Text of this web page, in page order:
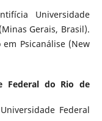
Universidade
Gerais, Brasil).
Psicanálise (New
Federal do Rio de
Federal